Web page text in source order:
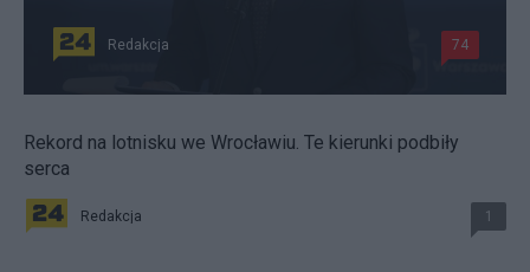
Redakcja 74
Rekord na lotnisku we Wrocławiu. Te kierunki podbiły
serca
Redakcja 1